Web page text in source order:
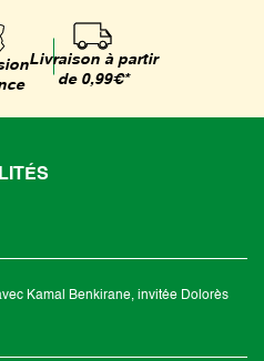
Livraison à partir
de 0,99€*
Kamal Benkirane, invitée Dolorès